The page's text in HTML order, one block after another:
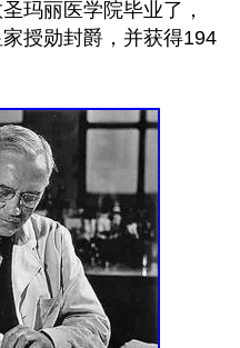
玛丽医学院毕业了，
授勋封爵，并获得194